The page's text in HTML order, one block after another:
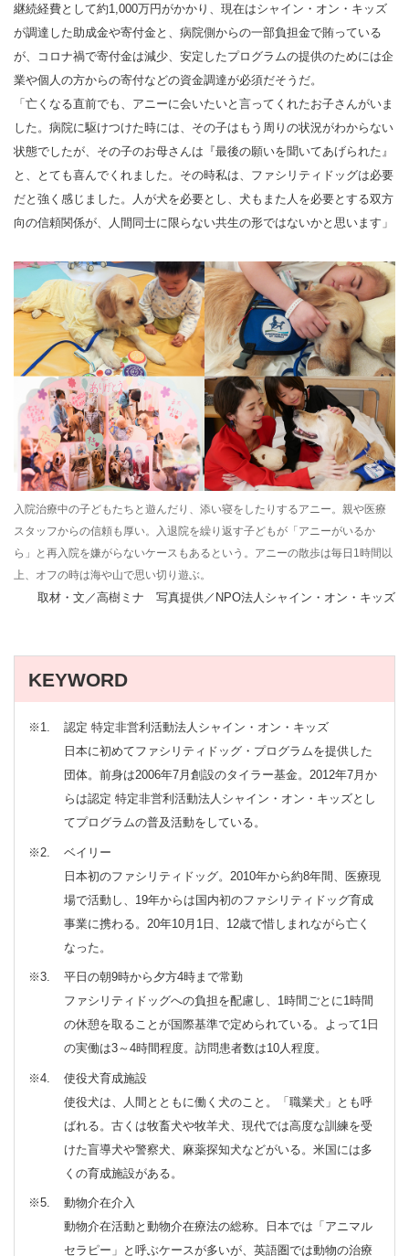
継続経費として約1,000万円がかかり、現在はシャイン・オン・キッズ
が調達した助成金や寄付金と、病院側からの一部負担金で賄っている
が、コロナ禍で寄付金は減少、安定したプログラムの提供のためには企
業や個人の方からの寄付などの資金調達が必須だそうだ。
「亡くなる直前でも、アニーに会いたいと言ってくれたお子さんがいま
した。病院に駆けつけた時には、その子はもう周りの状況がわからない
状態でしたが、その子のお母さんは『最後の願いを聞いてあげられた』
と、とても喜んでくれました。その時私は、ファシリティドッグは必要
だと強く感じました。人が犬を必要とし、犬もまた人を必要とする双方
向の信頼関係が、人間同士に限らない共生の形ではないかと思います」
入院治療中の子どもたちと遊んだり、添い寝をしたりするアニー。親や医療
スタッフからの信頼も厚い。入退院を繰り返す子どもが「アニーがいるか
ら」と再入院を嫌がらないケースもあるという。アニーの散歩は毎日1時間以
上、オフの時は海や山で思い切り遊ぶ。
取材・文／高樹ミナ 写真提供／NPO法人シャイン・オン・キッズ
KEYWORD
※1
認定 特定非営利活動法人シャイン・オン・キッズ
日本に初めてファシリティドッグ・プログラムを提供した
団体。前身は2006年7月創設のタイラー基金。2012年7月か
らは認定 特定非営利活動法人シャイン・オン・キッズとし
てプログラムの普及活動をしている。
※2
ベイリー
日本初のファシリティドッグ。2010年から約8年間、医療現
場で活動し、19年からは国内初のファシリティドッグ育成
事業に携わる。20年10月1日、12歳で惜しまれながら亡く
なった。
※3
平日の朝9時から夕方4時まで常勤
ファシリティドッグへの負担を配慮し、1時間ごとに1時間
の休憩を取ることが国際基準で定められている。よって1日
の実働は3～4時間程度。訪問患者数は10人程度。
※4
使役犬育成施設
使役犬は、人間とともに働く犬のこと。「職業犬」とも呼
ばれる。古くは牧畜犬や牧羊犬、現代では高度な訓練を受
けた盲導犬や警察犬、麻薬探知犬などがいる。米国には多
くの育成施設がある。
※5
動物介在介入
動物介在活動と動物介在療法の総称。日本では「アニマル
セラピー」と呼ぶケースが多いが、英語圏では動物の治療